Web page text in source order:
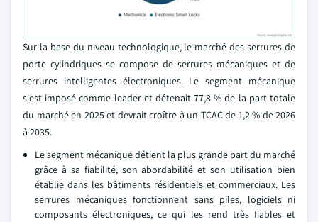
Sur la base du niveau technologique, le marché des serrures de
porte cylindriques se compose de serrures mécaniques et de
serrures intelligentes électroniques. Le segment mécanique
s'est imposé comme leader et détenait 77,8 % de la part totale
du marché en 2025 et devrait croître à un TCAC de 1,2 % de 2026
à 2035.
Le segment mécanique détient la plus grande part du marché
grâce à sa fiabilité, son abordabilité et son utilisation bien
établie dans les bâtiments résidentiels et commerciaux. Les
serrures mécaniques fonctionnent sans piles, logiciels ni
composants électroniques, ce qui les rend très fiables et